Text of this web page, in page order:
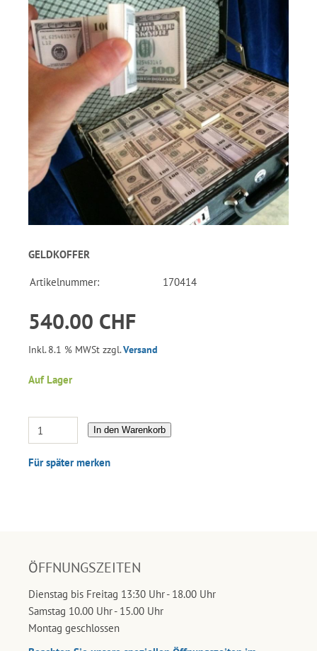
GELDKOFFER
Artikelnummer: 170414
540.00 CHF
Inkl. 8.1 % MWSt zzgl.Versand
Auf Lager
In den Warenkorb
Für später merken
ÖFFNUNGSZEITEN
Dienstag bis Freitag 13:30 Uhr - 18.00 Uhr
Samstag 10.00 Uhr - 15.00 Uhr
Montag geschlossen